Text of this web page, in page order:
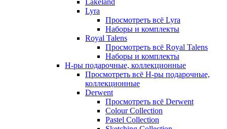
Lakeland
Lyra
Просмотреть всё Lyra
Наборы и комплекты
Royal Talens
Просмотреть всё Royal Talens
Наборы и комплекты
Н-ры подарочные, коллекционные
Просмотреть всё Н-ры подарочные,
коллекционные
Derwent
Просмотреть всё Derwent
Colour Collection
Pastel Collection